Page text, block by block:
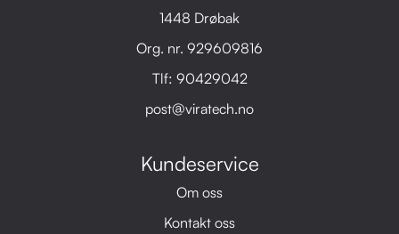
1448 Drøbak
Org. nr. 929609816
Tlf: 90429042
post@viratech.no
Kundeservice
Om oss
Kontakt oss